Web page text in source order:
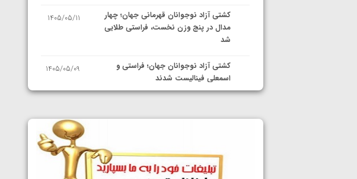
کشتی آزاد نوجوانان قهرمانی جهان؛ چهار
مدال در پنج وزن نخست، فراستی طلایی
شد
1405/05/11
کشتی آزاد نوجوانان جهان؛ فراستی و
اسمعلی فینالیست شدند
1405/05/09
نمایندگان ایران مشخص شدند
سوم برای ایران
1405/05/07